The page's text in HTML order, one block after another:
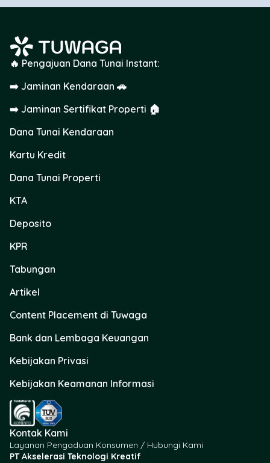
🔥 Pengajuan Dana Tunai Instant:
➡️ Jaminan Kendaraan 🚗
➡️ Jaminan Sertifikat Properti 🏠
Dana Tunai Kendaraan
Kartu Kredit
Dana Tunai Properti
KTA
Deposito
KPR
Tabungan
Artikel
Content Placement di Tuwaga
Bank dan Lembaga Keuangan
Kebijakan Privasi
Kebijakan Keamanan Informasi
Kontak Kami
Layanan Pengaduan Konsumen / Hubungi Kami
PT Akselerasi Teknologi Kreatif